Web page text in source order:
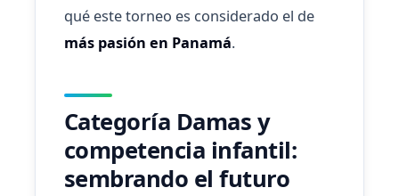
qué este torneo es considerado el de
más pasión en Panamá.
Categoría Damas y
competencia infantil:
sembrando el futuro